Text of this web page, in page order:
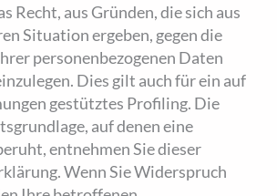
Recht, aus Gründen, die sich aus
Situation ergeben, gegen die
personenbezogenen Daten
Dies gilt auch für ein auf
gestütztes Profiling. Die
auf denen eine
entnehmen Sie dieser
Wenn Sie Widerspruch